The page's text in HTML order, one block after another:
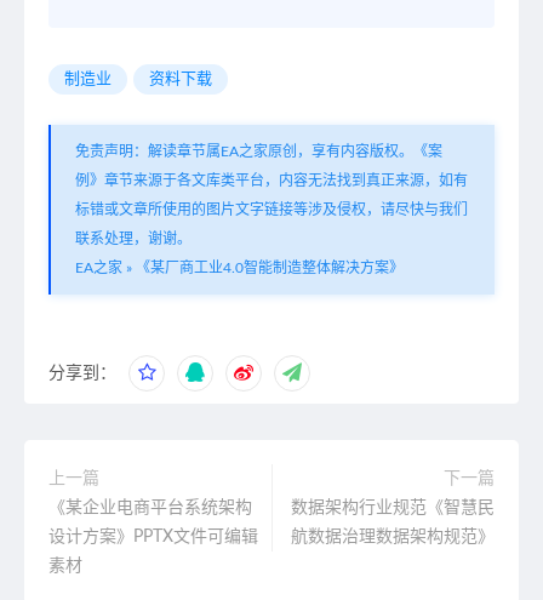
制造业 资料下载
免责声明：解读章节属EA之家原创，享有内容版权。《案
例》章节来源于各文库类平台，内容无法找到真正来源，如有
标错或文章所使用的图片文字链接等涉及侵权，请尽快与我们
联系处理，谢谢。
EA之家 » 《某厂商工业4.0智能制造整体解决方案》
分享到：
上一篇
《某企业电商平台系统架构
设计方案》PPTX文件可编辑
素材
下一篇
数据架构行业规范《智慧民
航数据治理数据架构规范》